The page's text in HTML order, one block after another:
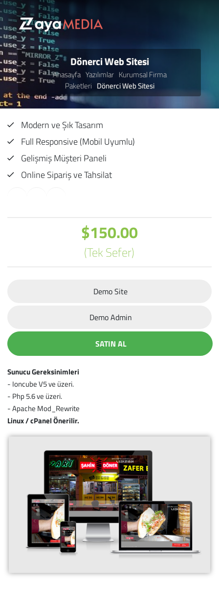
Dönerci Web Sitesi
Anasayfa Yazılımlar Kurumsal Firma
Paketleri Dönerci Web Sitesi
Modern ve Şık Tasarım
Full Responsive (Mobil Uyumlu)
Gelişmiş Müşteri Paneli
Online Sipariş ve Tahsilat
$150.00
(Tek Sefer)
Demo Site
Demo Admin
SATIN AL
Sunucu Gereksinimleri
- Ioncube V5 ve üzeri.
- Php 5.6 ve üzeri.
- Apache Mod_Rewrite
Linux / cPanel Önerilir.